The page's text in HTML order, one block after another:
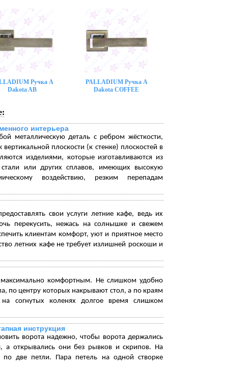
Ручка A
Dakota AB
PALLADIUM Ручка A
Dakota COFFEE
интерьера
металлическую деталь с ребром жёсткости,
плоскости (к стенке) плоскостей в
изделиями, которые изготавливаются из
или других сплавов, имеющих высокую
воздействию, резким перепадам
свои услуги летние кафе, ведь их
перекусить, нежась на солнышке и свежем
клиентам комфорт, уют и приятное место
летних кафе не требует излишней роскоши и
комфортным. Не слишком удобно
по центру которых накрывают стол, а по краям
согнутых коленях долгое время слишком
инструкция
ворота надежно, чтобы ворота держались
открывались они без рывков и скрипов. На
по две петли. Пара петель на одной створке